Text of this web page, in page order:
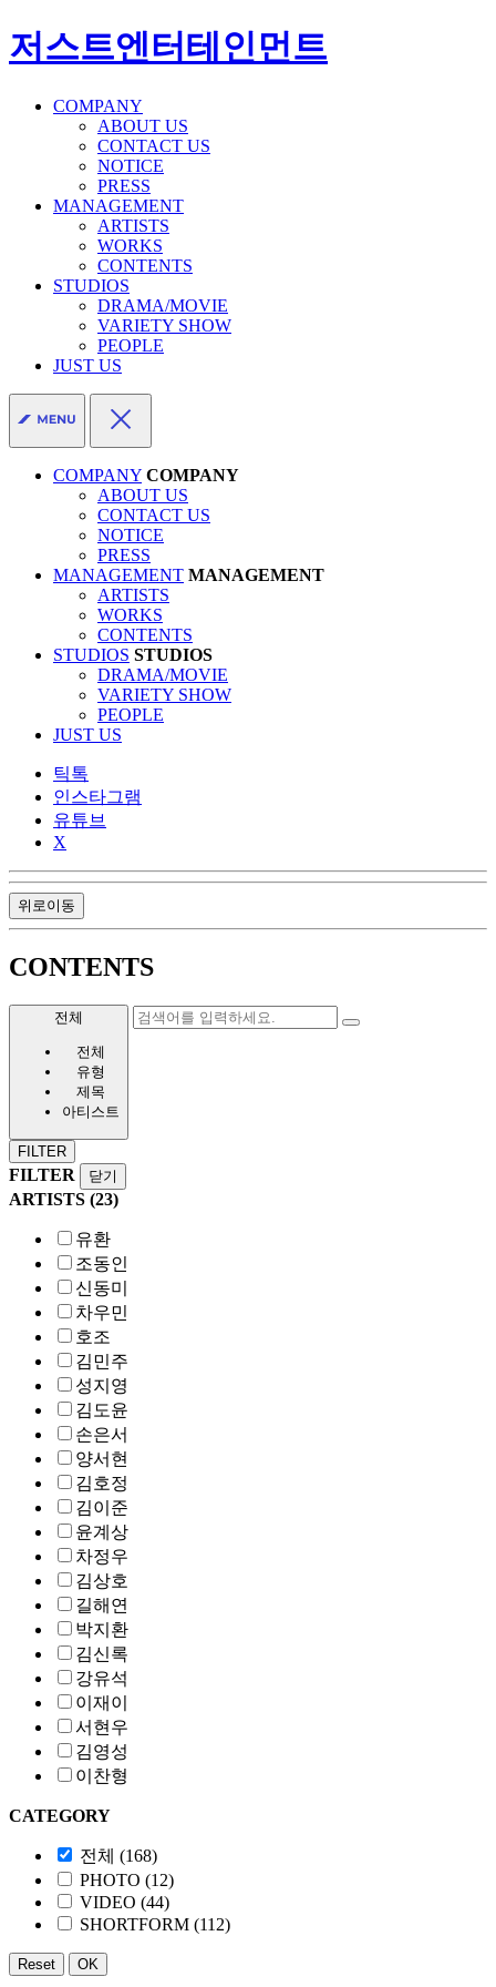
저스트엔터테인먼트
COMPANY
ABOUT US
CONTACT US
NOTICE
PRESS
MANAGEMENT
ARTISTS
WORKS
CONTENTS
STUDIOS
DRAMA/MOVIE
VARIETY SHOW
PEOPLE
JUST US
COMPANY COMPANY
ABOUT US
CONTACT US
NOTICE
PRESS
MANAGEMENT MANAGEMENT
ARTISTS
WORKS
CONTENTS
STUDIOS STUDIOS
DRAMA/MOVIE
VARIETY SHOW
PEOPLE
JUST US
틱톡
인스타그램
유튜브
X
위로이동
CONTENTS
전체
전체
유형
제목
아티스트
FILTER
FILTER 닫기
ARTISTS (23)
유환
조동인
신동미
차우민
호조
김민주
성지영
김도윤
손은서
양서현
김호정
김이준
윤계상
차정우
김상호
길해연
박지환
김신록
강유석
이재이
서현우
김영성
이찬형
CATEGORY
전체 (168)
PHOTO (12)
VIDEO (44)
SHORTFORM (112)
Reset OK